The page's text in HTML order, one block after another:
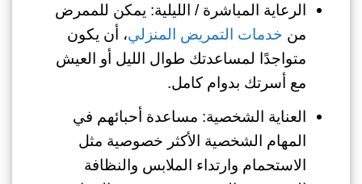
الرعاية المباشرة / الليلية: يمكن للممرض
من خدمات التمريض المنزلي، أن يكون
متواجدًا لمساعدتك طوال الليل أو العيش
مع أسرتك بدوام كامل.
العناية الشخصية: مساعدة أحبائهم في
المهام الشخصية الأكثر خصوصية مثل
الاستحمام وارتداء الملابس والنظافة